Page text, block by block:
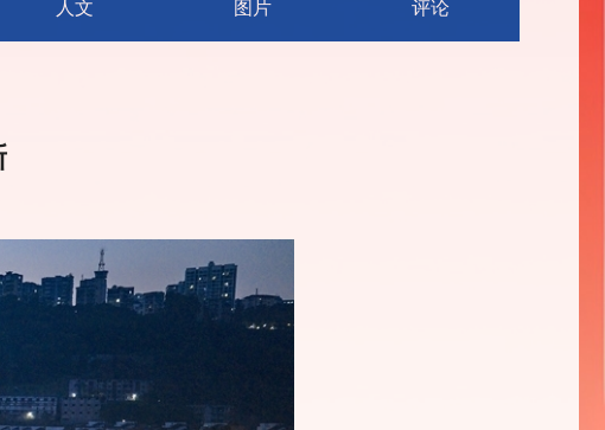
人文 图片 评论